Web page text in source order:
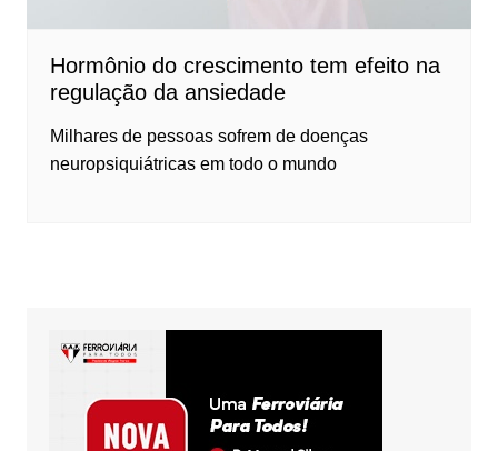
Hormônio do crescimento tem efeito na
regulação da ansiedade
Milhares de pessoas sofrem de doenças
neuropsiquiátricas em todo o mundo